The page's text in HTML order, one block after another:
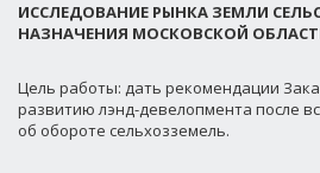
ИССЛЕДОВАНИЕ РЫНКА ЗЕМЛИ
НАЗНАЧЕНИЯ МОСКОВСКОЙ ОБЛАСТИ.
Цель работы: дать рекомендации
развитию лэнд-девелопмента после
об обороте сельхозземель.